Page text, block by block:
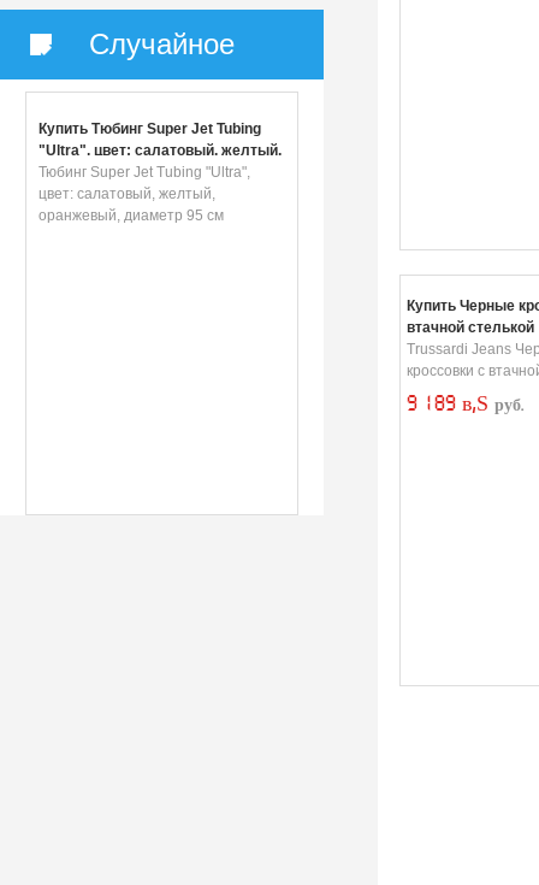
Случайное
Купить Тюбинг Super Jet Tubing
"Ultra", цвет: салатовый, желтый,
оранжевый, диаметр 95 см
Тюбинг Super Jet Tubing "Ultra",
цвет: салатовый, желтый,
оранжевый, диаметр 95 см
Купить Черные
втачной стелькой
Trussardi Jeans
кроссовки с
9 189 в‚Ѕ руб.